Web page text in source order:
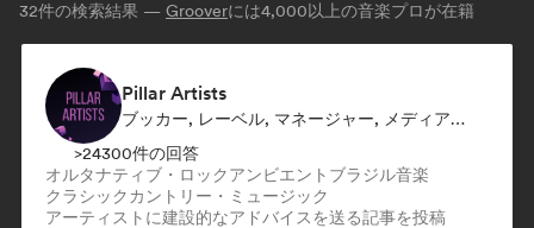
32件の検索結果 — Grooverには4,000以上の音楽プロが在籍
Pillar Artists
ブッカー, レーベル, マネージャー, メディア・アウトレット／ジャーナリスト, メンター, プレイリスト・キュレーター
>24300件の回答
オルタナティブ・ロックアンビエント ブラジル音楽
クラシック カントリー・ミュージック
アーティストに建設的なアドバイスを送る記事を投稿